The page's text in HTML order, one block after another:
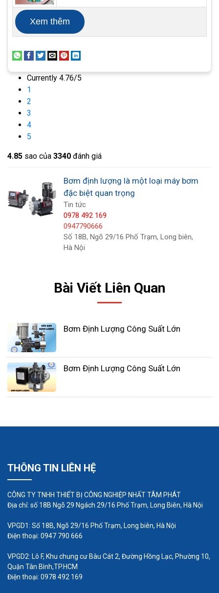
phù, cầu chì, chất lỏng phóng xạ, chất lỏng dễ
cháy và nổ, chất lỏng độc hại, Bơm định lượng khí
hóa lỏng hoặc kim loại lỏng.
Bơm định lượng lưu lượng, thường có thể được
điều chỉnh bằng tay, điện hoặc khí nén tự
động. Trong các hệ thống điều khiển tự động cho
các hệ thống quy trình liên tục hoặc bán liên tục,
lưu lượng bơm của Bơm định lượng thường có thể
được theo dõi bằng các thông số như nhiệt độ, áp
thể đo và cung cấp chất lỏng, còn được gọi là bơm
bơm định lượng là khả năng chọn trước số lượng
hoặc khoảng thời gian để cung cấp hoặc chiết
xuất một lượng nguyên liệu nhất định, Bơm định
lượng thường được sử dụng trong các loại dược
Xem thêm
Currently 4.76/5
1
2
3
4
5
4.85 sao của 3340 đánh giá
Bơm định lượng là một loại máy bơm
đặc biệt quan trọng
Tin tức
0978 492 169
0947790666
Số 18B, Ngõ 29/16 Phố Trạm, Long biên,
Hà Nội
Bài Viết Liên Quan
Bơm Định Lượng Công Suất Lớn
Bơm Định Lượng Công Suất Lớn
THÔNG TIN LIÊN HỆ
CÔNG TY TNHH THIẾT BỊ CÔNG NGHIỆP NHẤT TÂM PHÁT
Địa chỉ: số 18B Ngõ 29 Ngách 29/16 Phố Trạm, Long Biên, Hà Nội
VPGD1: Số 18B, Ngõ 29/16 Phố Trạm, Long biên, Hà Nội
Điện thoại: 0947 790 666
VPGD2: Lô F, Khu chung cư Bàu Cát 2, Đường Hồng Lạc, Phường 10,
Quận Tân Bình,TP.HCM
Điện thoại: 0978 492 169